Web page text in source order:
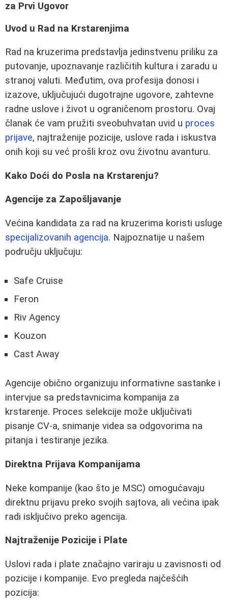
za Prvi Ugovor
Uvod u Rad na Krstarenjima
Rad na kruzerima predstavlja jedinstvenu priliku za
putovanje, upoznavanje različitih kultura i zaradu u
stranoj valuti. Međutim, ova profesija donosi i
izazove, uključujući dugotrajne ugovore, zahtevne
radne uslove i život u ograničenom prostoru. Ovaj
članak će vam pružiti sveobuhvatan uvid u proces
prijave, najtraženije pozicije, uslove rada i iskustva
onih koji su već prošli kroz ovu životnu avanturu.
Kako Doći do Posla na Krstarenju?
Agencije za Zapošljavanje
Većina kandidata za rad na kruzerima koristi usluge
specijalizovanih agencija. Najpoznatije u našem
području uključuju:
Safe Cruise
Feron
Riv Agency
Kouzon
Cast Away
Agencije obično organizuju informativne sastanke i
intervjue sa predstavnicima kompanija za
krstarenje. Proces selekcije može uključivati
pisanje CV-a, snimanje videa sa odgovorima na
pitanja i testiranje jezika.
Direktna Prijava Kompanijama
Neke kompanije (kao što je MSC) omogućavaju
direktnu prijavu preko svojih sajtova, ali većina ipak
radi isključivo preko agencija.
Najtraženije Pozicije i Plate
Uslovi rada i plate značajno variraju u zavisnosti od
pozicije i kompanije. Evo pregleda najčešćih
pozicija: